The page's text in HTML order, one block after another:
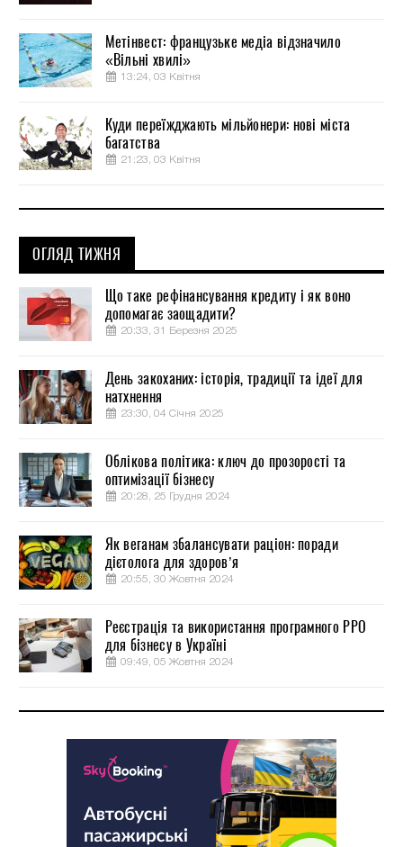
Метінвест: французьке медіа відзначило
«Вільні хвилі»
13:24, 03 Квітня
Куди переїжджають мільйонери: нові міста
багатства
21:23, 03 Квітня
ОГЛЯД ТИЖНЯ
Що таке рефінансування кредиту і як воно
допомагає заощадити?
20:33, 31 Березня 2025
День закоханих: історія, традиції та ідеї для
натхнення
23:30, 04 Січня 2025
Облікова політика: ключ до прозорості та
оптимізації бізнесу
20:28, 25 Грудня 2024
Як веганам збалансувати раціон: поради
дієтолога для здоров’я
20:55, 30 Жовтня 2024
Реєстрація та використання програмного РРО
для бізнесу в Україні
09:49, 05 Жовтня 2024